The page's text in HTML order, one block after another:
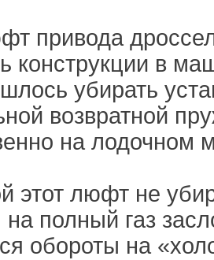
привода
конструкции в
убирать
возвратной
на лодочном
этот люфт не
на полный газ
обороты на